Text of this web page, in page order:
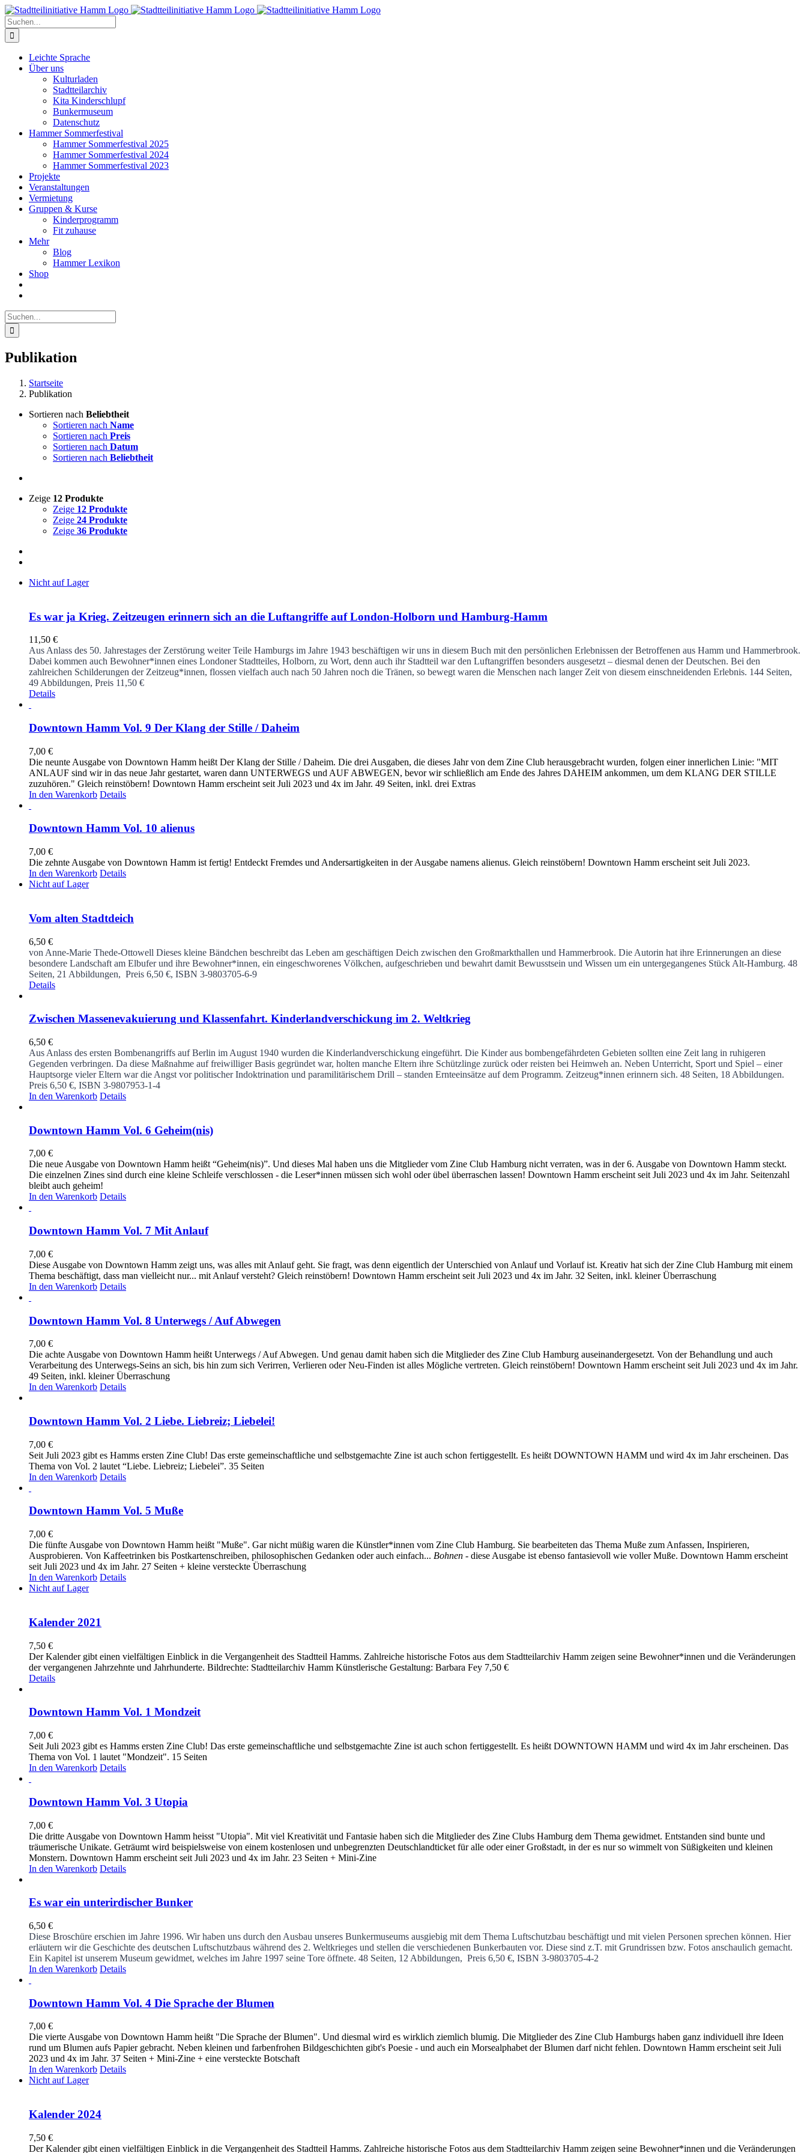
Zum
Inhalt
springen
Suche
nach:
Leichte Sprache
Über uns
Kulturladen
Stadtteilarchiv
Kita Kinderschlupf
Bunkermuseum
Datenschutz
Hammer Sommerfestival
Hammer Sommerfestival 2025
Hammer Sommerfestival 2024
Hammer Sommerfestival 2023
Projekte
Veranstaltungen
Vermietung
Gruppen & Kurse
Kinderprogramm
Fit zuhause
Mehr
Blog
Hammer Lexikon
Shop
Suche
nach:
Publikation
Startseite
Publikation
Sortieren nach Beliebtheit
Sortieren nach Name
Sortieren nach Preis
Sortieren nach Datum
Sortieren nach Beliebtheit
Zeige 12 Produkte
Zeige 12 Produkte
Zeige 24 Produkte
Zeige 36 Produkte
Nicht auf Lager
Es war ja Krieg. Zeitzeugen erinnern sich an die Luftangriffe auf London-Holborn und Hamburg-Hamm
11,50 €
Aus Anlass des 50. Jahrestages der Zerstörung weiter Teile Hamburgs im Jahre 1943 beschäftigen wir uns in diesem Buch mit den persönlichen Erlebnissen der Betroffenen aus Hamm und Hammerbrook.
Dabei kommen auch Bewohner*innen eines Londoner Stadtteiles, Holborn, zu Wort, denn auch ihr Stadtteil war den Luftangriffen besonders ausgesetzt – diesmal denen der Deutschen. Bei den
zahlreichen Schilderungen der Zeitzeug*innen, flossen vielfach auch nach 50 Jahren noch die Tränen, so bewegt waren die Menschen nach langer Zeit von diesem einschneidenden Erlebnis. 144 Seiten,
49 Abbildungen, Preis 11,50 €
Details
Downtown Hamm Vol. 9 Der Klang der Stille / Daheim
7,00 €
Die neunte Ausgabe von Downtown Hamm heißt Der Klang der Stille / Daheim. Die drei Ausgaben, die dieses Jahr von dem Zine Club herausgebracht wurden, folgen einer innerlichen Linie: "MIT
ANLAUF sind wir in das neue Jahr gestartet, waren dann UNTERWEGS und AUF ABWEGEN, bevor wir schließlich am Ende des Jahres DAHEIM ankommen, um dem KLANG DER STILLE
zuzuhören." Gleich reinstöbern! Downtown Hamm erscheint seit Juli 2023 und 4x im Jahr. 49 Seiten, inkl. drei Extras
In den Warenkorb Details
Downtown Hamm Vol. 10 alienus
7,00 €
Die zehnte Ausgabe von Downtown Hamm ist fertig! Entdeckt Fremdes und Andersartigkeiten in der Ausgabe namens alienus. Gleich reinstöbern! Downtown Hamm erscheint seit Juli 2023.
In den Warenkorb Details
Nicht auf Lager
Vom alten Stadtdeich
6,50 €
von Anne-Marie Thede-Ottowell Dieses kleine Bändchen beschreibt das Leben am geschäftigen Deich zwischen den Großmarkthallen und Hammerbrook. Die Autorin hat ihre Erinnerungen an diese
besondere Landschaft am Elbufer und ihre Bewohner*innen, ein eingeschworenes Völkchen, aufgeschrieben und bewahrt damit Bewusstsein und Wissen um ein untergegangenes Stück Alt-Hamburg. 48
Seiten, 21 Abbildungen, Preis 6,50 €, ISBN 3-9803705-6-9
Details
Zwischen Massenevakuierung und Klassenfahrt. Kinderlandverschickung im 2. Weltkrieg
6,50 €
Aus Anlass des ersten Bombenangriffs auf Berlin im August 1940 wurden die Kinderlandverschickung eingeführt. Die Kinder aus bombengefährdeten Gebieten sollten eine Zeit lang in ruhigeren
Gegenden verbringen. Da diese Maßnahme auf freiwilliger Basis gegründet war, holten manche Eltern ihre Schützlinge zurück oder reisten bei Heimweh an. Neben Unterricht, Sport und Spiel – einer
Hauptsorge vieler Eltern war die Angst vor politischer Indoktrination und paramilitärischem Drill – standen Ernteeinsätze auf dem Programm. Zeitzeug*innen erinnern sich. 48 Seiten, 18 Abbildungen.
Preis 6,50 €, ISBN 3-9807953-1-4
In den Warenkorb Details
Downtown Hamm Vol. 6 Geheim(nis)
7,00 €
Die neue Ausgabe von Downtown Hamm heißt “Geheim(nis)”. Und dieses Mal haben uns die Mitglieder vom Zine Club Hamburg nicht verraten, was in der 6. Ausgabe von Downtown Hamm steckt.
Die einzelnen Zines sind durch eine kleine Schleife verschlossen - die Leser*innen müssen sich wohl oder übel überraschen lassen! Downtown Hamm erscheint seit Juli 2023 und 4x im Jahr. Seitenzahl
bleibt auch geheim!
In den Warenkorb Details
Downtown Hamm Vol. 7 Mit Anlauf
7,00 €
Diese Ausgabe von Downtown Hamm zeigt uns, was alles mit Anlauf geht. Sie fragt, was denn eigentlich der Unterschied von Anlauf und Vorlauf ist. Kreativ hat sich der Zine Club Hamburg mit einem
Thema beschäftigt, dass man vielleicht nur... mit Anlauf versteht? Gleich reinstöbern! Downtown Hamm erscheint seit Juli 2023 und 4x im Jahr. 32 Seiten, inkl. kleiner Überraschung
In den Warenkorb Details
Downtown Hamm Vol. 8 Unterwegs / Auf Abwegen
7,00 €
Die achte Ausgabe von Downtown Hamm heißt Unterwegs / Auf Abwegen. Und genau damit haben sich die Mitglieder des Zine Club Hamburg auseinandergesetzt. Von der Behandlung und auch
Verarbeitung des Unterwegs-Seins an sich, bis hin zum sich Verirren, Verlieren oder Neu-Finden ist alles Mögliche vertreten. Gleich reinstöbern! Downtown Hamm erscheint seit Juli 2023 und 4x im Jahr.
49 Seiten, inkl. kleiner Überraschung
In den Warenkorb Details
Downtown Hamm Vol. 2 Liebe. Liebreiz; Liebelei!
7,00 €
Seit Juli 2023 gibt es Hamms ersten Zine Club! Das erste gemeinschaftliche und selbstgemachte Zine ist auch schon fertiggestellt. Es heißt DOWNTOWN HAMM und wird 4x im Jahr erscheinen. Das
Thema von Vol. 2 lautet “Liebe. Liebreiz; Liebelei”. 35 Seiten
In den Warenkorb Details
Downtown Hamm Vol. 5 Muße
7,00 €
Die fünfte Ausgabe von Downtown Hamm heißt "Muße". Gar nicht müßig waren die Künstler*innen vom Zine Club Hamburg. Sie bearbeiteten das Thema Muße zum Anfassen, Inspirieren,
Ausprobieren. Von Kaffeetrinken bis Postkartenschreiben, philosophischen Gedanken oder auch einfach... Bohnen - diese Ausgabe ist ebenso fantasievoll wie voller Muße. Downtown Hamm erscheint
seit Juli 2023 und 4x im Jahr. 27 Seiten + kleine versteckte Überraschung
In den Warenkorb Details
Nicht auf Lager
Kalender 2021
7,50 €
Der Kalender gibt einen vielfältigen Einblick in die Vergangenheit des Stadtteil Hamms. Zahlreiche historische Fotos aus dem Stadtteilarchiv Hamm zeigen seine Bewohner*innen und die Veränderungen
der vergangenen Jahrzehnte und Jahrhunderte. Bildrechte: Stadtteilarchiv Hamm Künstlerische Gestaltung: Barbara Fey 7,50 €
Details
Downtown Hamm Vol. 1 Mondzeit
7,00 €
Seit Juli 2023 gibt es Hamms ersten Zine Club! Das erste gemeinschaftliche und selbstgemachte Zine ist auch schon fertiggestellt. Es heißt DOWNTOWN HAMM und wird 4x im Jahr erscheinen. Das
Thema von Vol. 1 lautet "Mondzeit". 15 Seiten
In den Warenkorb Details
Downtown Hamm Vol. 3 Utopia
7,00 €
Die dritte Ausgabe von Downtown Hamm heisst "Utopia". Mit viel Kreativität und Fantasie haben sich die Mitglieder des Zine Clubs Hamburg dem Thema gewidmet. Entstanden sind bunte und
träumerische Unikate. Geträumt wird beispielsweise von einem kostenlosen und unbegrenzten Deutschlandticket für alle oder einer Großstadt, in der es nur so wimmelt von Süßigkeiten und kleinen
Monstern. Downtown Hamm erscheint seit Juli 2023 und 4x im Jahr. 23 Seiten + Mini-Zine
In den Warenkorb Details
Es war ein unterirdischer Bunker
6,50 €
Diese Broschüre erschien im Jahre 1996. Wir haben uns durch den Ausbau unseres Bunkermuseums ausgiebig mit dem Thema Luftschutzbau beschäftigt und mit vielen Personen sprechen können. Hier
erläutern wir die Geschichte des deutschen Luftschutzbaus während des 2. Weltkrieges und stellen die verschiedenen Bunkerbauten vor. Diese sind z.T. mit Grundrissen bzw. Fotos anschaulich gemacht.
Ein Kapitel ist unserem Museum gewidmet, welches im Jahre 1997 seine Tore öffnete. 48 Seiten, 12 Abbildungen, Preis 6,50 €, ISBN 3-9803705-4-2
In den Warenkorb Details
Downtown Hamm Vol. 4 Die Sprache der Blumen
7,00 €
Die vierte Ausgabe von Downtown Hamm heißt "Die Sprache der Blumen". Und diesmal wird es wirklich ziemlich blumig. Die Mitglieder des Zine Club Hamburgs haben ganz individuell ihre Ideen
rund um Blumen aufs Papier gebracht. Neben kleinen und farbenfrohen Bildgeschichten gibt's Poesie - und auch ein Morsealphabet der Blumen darf nicht fehlen. Downtown Hamm erscheint seit Juli
2023 und 4x im Jahr. 37 Seiten + Mini-Zine + eine versteckte Botschaft
In den Warenkorb Details
Nicht auf Lager
Kalender 2024
7,50 €
Der Kalender gibt einen vielfältigen Einblick in die Vergangenheit des Stadtteil Hamms. Zahlreiche historische Fotos aus dem Stadtteilarchiv Hamm zeigen seine Bewohner*innen und die Veränderungen